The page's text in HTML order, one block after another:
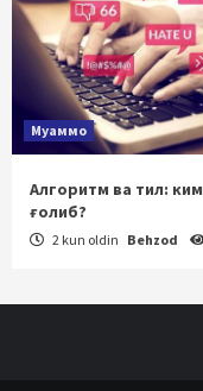
Муаммо
Алгоритм ва тил: ким
ғолиб?
2 kun oldin Behzod